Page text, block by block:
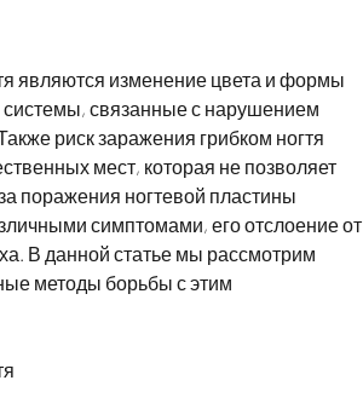
являются изменение цвета и формы
связанные с нарушением
риск заражения грибком ногтя
мест, которая не позволяет
поражения ногтевой пластины
симптомами, его отслоение от
В данной статье мы рассмотрим
методы борьбы с этим